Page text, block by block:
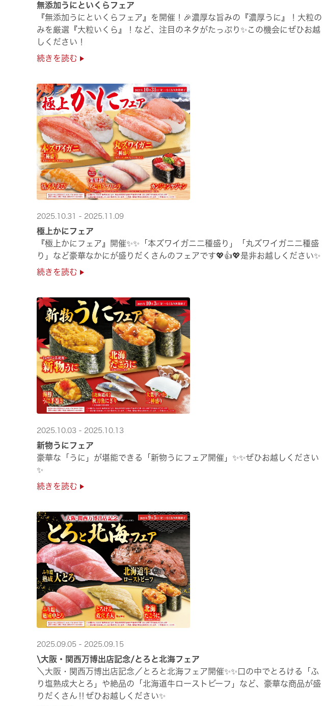
無添加うにといくらフェア
『無添加うにといくらフェア』を開催！🎉濃厚な旨みの『濃厚うに』！大粒の
みを厳選『大粒いくら』！など、注目のネタがたっぷり✨この機会にぜひお越
しください！
続きを読む
2025.10.31 - 2025.11.09
極上かにフェア
『極上かにフェア』開催✨✨「本ズワイガニ二種盛り」「丸ズワイガニ二種盛
り」など豪華なかにが盛りだくさんのフェアです💖👍💖是非お越しください✨
続きを読む
2025.10.03 - 2025.10.13
新物うにフェア
豪華な「うに」が堪能できる「新物うにフェア開催」✨✨ぜひお越しください
✨
続きを読む
2025.09.05 - 2025.09.15
\大阪・関西万博出店記念/とろと北海フェア
＼大阪・関西万博出店記念／とろと北海フェア開催✨✨口の中でとろける「ふ
り塩熟成大とろ」や絶品の「北海道牛ローストビーフ」など、豪華な商品が盛
りだくさん‼ぜひお越しください✨